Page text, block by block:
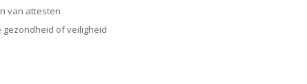
van attesten
of veiligheid